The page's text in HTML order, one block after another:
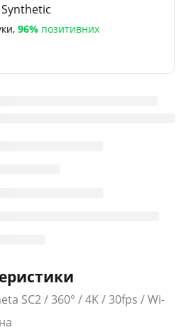
, 96% позитивних
SC2 / 360° / 4K / 30fps / Wi-